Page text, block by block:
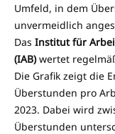
Umfeld, in dem
unvermeidlich
Das Institut für
(IAB)wertet
Die Grafik zeigt die
Überstunden pro
2023. Dabei wird
Überstunden